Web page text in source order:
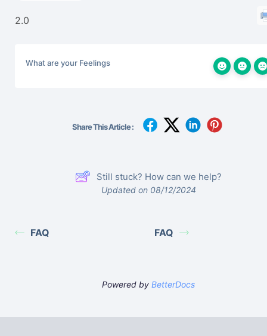
2.0
What are your Feelings
Share This Article :
Still stuck? How can we help?
Updated on 08/12/2024
FAQ FAQ
Powered by BetterDocs